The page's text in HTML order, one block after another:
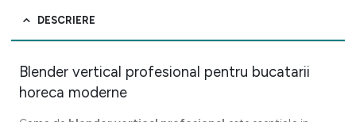
DESCRIERE
Blender vertical profesional pentru bucatarii
horeca moderne